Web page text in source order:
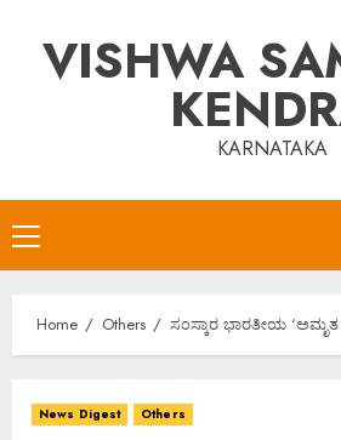
contentVISHWA
KARNATAKA
Primary
Menu
Home Others ಸಂಸ್ಕಾರ ಭಾರತೀಯ ‘ಅಮೃತ
News Digest Others